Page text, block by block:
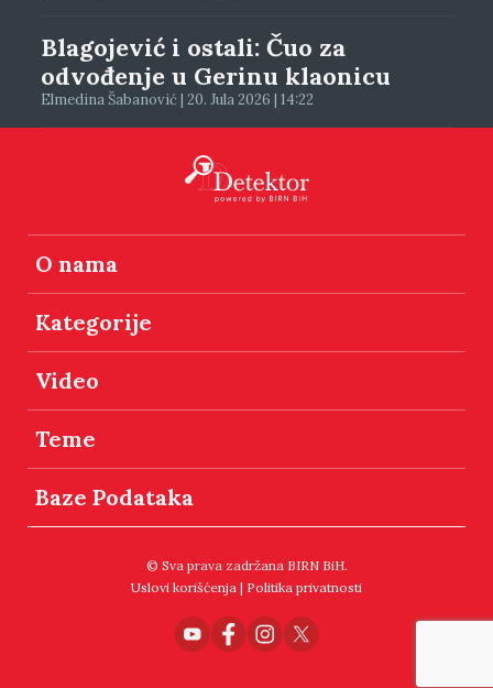
Blagojević i ostali: Čuo za
odvođenje u Gerinu klaonicu
Elmedina Šabanović | 20. Jula 2026 | 14:22
O nama
Kategorije
Video
Teme
Baze Podataka
© Sva prava zadržana BIRN BiH.
Uslovi korišćenja | Politika privatnosti